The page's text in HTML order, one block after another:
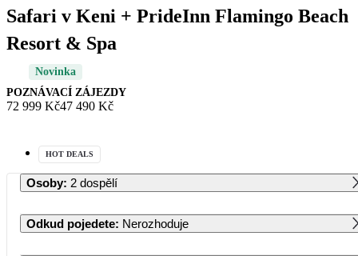
Safari v Keni + PrideInn Flamingo Beach
Resort & Spa
Novinka
POZNÁVACÍ ZÁJEZDY
72 999 Kč47 490 Kč
HOT DEALS
Osoby: 2 dospělí
Odkud pojedete: Nerozhoduje